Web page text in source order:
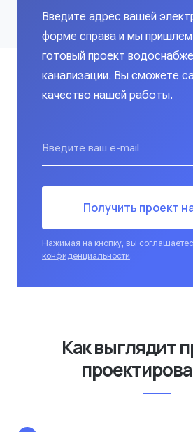
Введите адрес вашей
форме справа и мы пришлём
готовый проект
канализации. Вы сможете
качество нашей работы.
Введите ваш e-mail
Получить проект
Нажимая на кнопку, вы
конфиденциальности.
Как выглядит